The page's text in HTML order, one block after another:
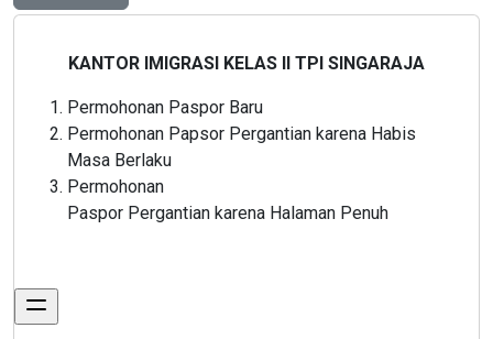
KANTOR IMIGRASI KELAS II TPI SINGARAJA
Permohonan Paspor Baru
Permohonan Papsor Pergantian karena Habis
Masa Berlaku
Permohonan
Paspor Pergantian karena Halaman Penuh